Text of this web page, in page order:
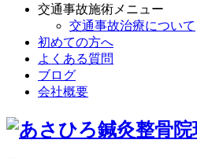
交通事故施術メニュー
交通事故治療について
初めての方へ
よくある質問
ブログ
会社概要